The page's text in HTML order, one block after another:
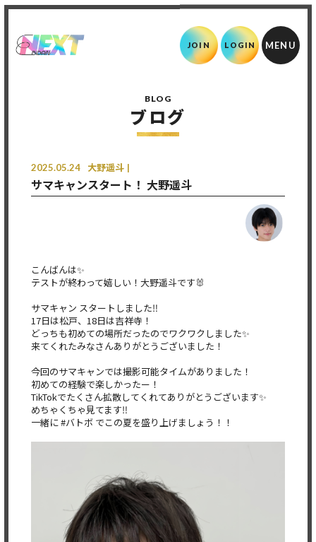
JOIN LOGIN
BLOG
ブログ
2025.05.24 大野遥斗
サマキャンスタート！ 大野遥斗
こんばんは✨
テストが終わって嬉しい！大野遥斗です🐰
サマキャン スタートしました‼️
17日は松戸、18日は吉祥寺！
どっちも初めての場所だったのでワクワクしました✨
来てくれたみなさんありがとうございました！
今回のサマキャンでは撮影可能タイムがありました！
初めての経験で楽しかったー！
TikTokでたくさん拡散してくれてありがとうございます✨
めちゃくちゃ見てます‼️
一緒に #バトボ でこの夏を盛り上げましょう！！